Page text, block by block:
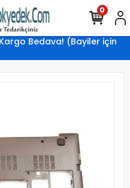
Bedava! (Bayiler için
0